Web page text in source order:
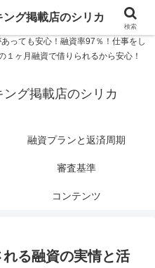
融在籍確認なし シリカなら24時間
日振込融資です。土日や祝日、夜間
っても安心！融資率97％！仕事をし
ヶ月融資で借りられるから安心！
グ掲載店のシリカ
融資プランと返済周期
審査基準
コンテンツ
る融資の実情と活
グ掲載店のシリカ
検索